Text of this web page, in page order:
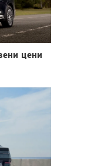
цени